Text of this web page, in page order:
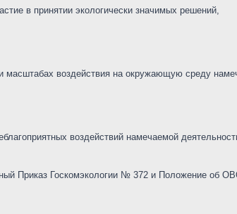
в принятии экологически значимых решений,
масштабах воздействия на окружающую среду
воздействий намечаемой
Приказ Госкомэкологии № 372 и Положение об